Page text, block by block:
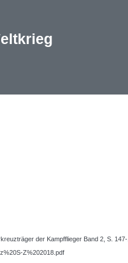
der Kampfflieger Band 2, S.
Z%202018.pdf